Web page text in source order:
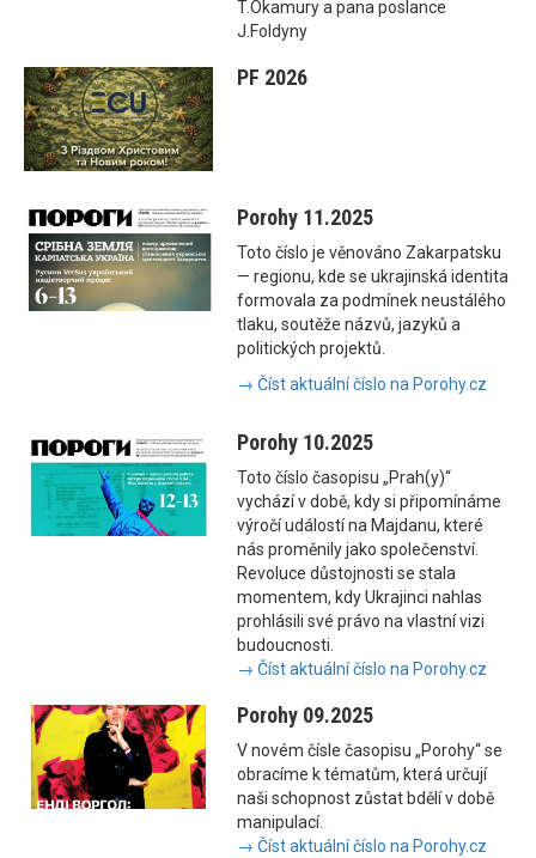
T.Okamury a pana poslance
J.Foldyny
PF 2026
Porohy 11.2025
Toto číslo je věnováno Zakarpatsku
— regionu, kde se ukrajinská identita
formovala za podmínek neustálého
tlaku, soutěže názvů, jazyků a
politických projektů.
→ Číst aktuální číslo na Porohy.cz
Porohy 10.2025
Toto číslo časopisu „Prah(y)“
vychází v době, kdy si připomínáme
výročí událostí na Majdanu, které
nás proměnily jako společenství.
Revoluce důstojnosti se stala
momentem, kdy Ukrajinci nahlas
prohlásili své právo na vlastní vizi
budoucnosti.
→ Číst aktuální číslo na Porohy.cz
Porohy 09.2025
V novém čísle časopisu „Porohy“ se
obracíme k tématům, která určují
naši schopnost zůstat bdělí v době
manipulací.
→ Číst aktuální číslo na Porohy.cz